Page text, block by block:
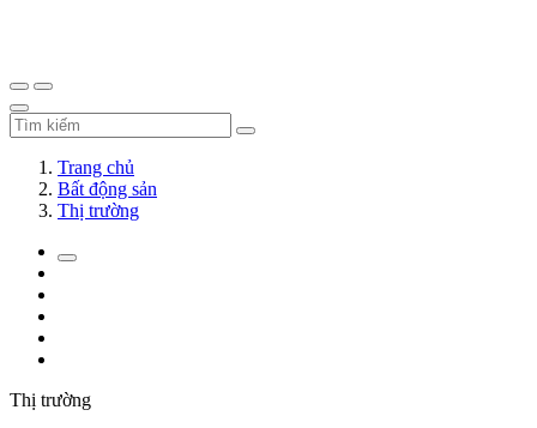
Trang chủ
Bất động sản
Thị trường
Thị trường